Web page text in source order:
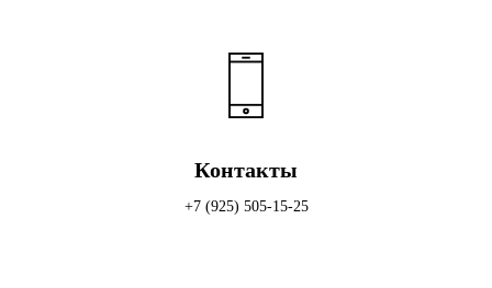
Контакты
+7 (925) 505-15-25